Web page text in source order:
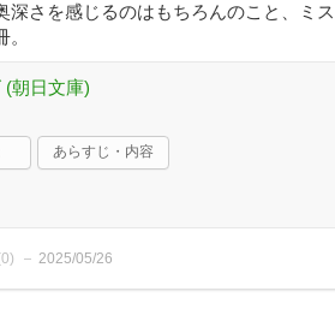
深さを感じるのはもちろんのこと、ミ
(朝日文庫)
あらすじ・内容
0) 2025/05/26